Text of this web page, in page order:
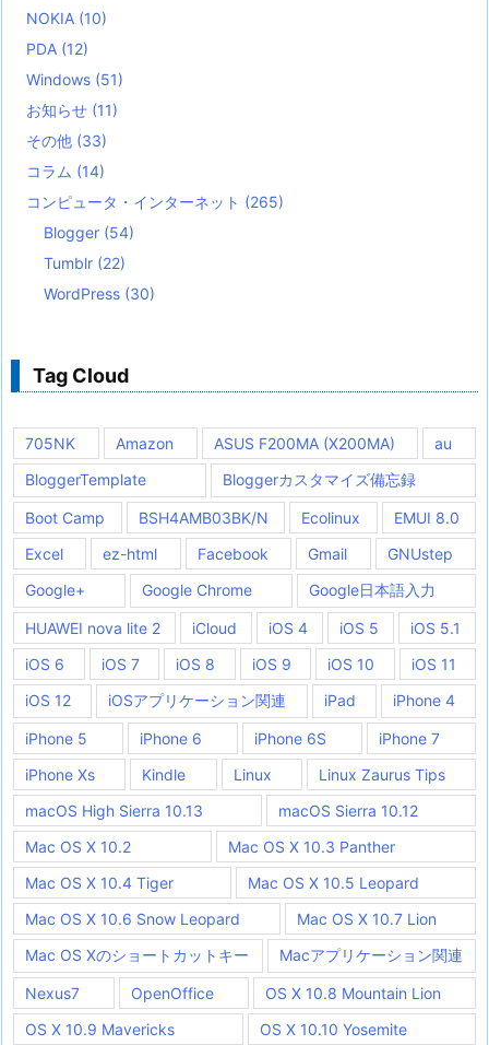
NOKIA (10)
PDA (12)
Windows (51)
お知らせ (11)
その他 (33)
コラム (14)
コンピュータ・インターネット (265)
Blogger (54)
Tumblr (22)
WordPress (30)
Tag Cloud
705NK Amazon ASUS F200MA (X200MA)
au
BloggerTemplate
Bloggerカスタマイズ備忘録
Boot Camp BSH4AMB03BK/N Ecolinux
EMUI 8.0
Excel
ez-html Facebook Gmail
GNUstep
Google+
Google Chrome Google日本語入力
HUAWEI nova lite 2 iCloud iOS 4 iOS 5
iOS 5.1
iOS 6
iOS 7 iOS 8 iOS 9 iOS 10
iOS 11
iOS 12
iOSアプリケーション関連 iPad iPhone 4
iPhone 5 iPhone 6 iPhone 6S
iPhone 7
iPhone Xs
Kindle Linux
Linux Zaurus Tips
macOS High Sierra 10.13
macOS Sierra 10.12
Mac OS X 10.2
Mac OS X 10.3 Panther
Mac OS X 10.4 Tiger
Mac OS X 10.5 Leopard
Mac OS X 10.6 Snow Leopard
Mac OS X 10.7 Lion
Mac OS Xのショートカットキー
Macアプリケーション関連
Nexus7 OpenOffice
OS X 10.8 Mountain Lion
OS X 10.9 Mavericks
OS X 10.10 Yosemite